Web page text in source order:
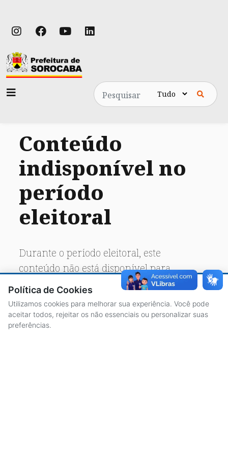
Pesquisa
Conteúdo
indisponível no
período
eleitoral
Durante o período eleitoral, este
conteúdo não está disponível para
acesso público.
Política de Cookies
Utilizamos cookies para melhorar sua experiência. Você pode
aceitar todos, rejeitar os não essenciais ou personalizar suas
preferências.